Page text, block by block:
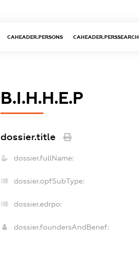
CAHEADER.PERSONS CAHEADER.PERSSEARCH
В.І.Н.Н.Е.Р
dossier.title
dossier.fullName:
dossier.opfSubType:
dossier.edrpo:
dossier.foundersAndBenef: